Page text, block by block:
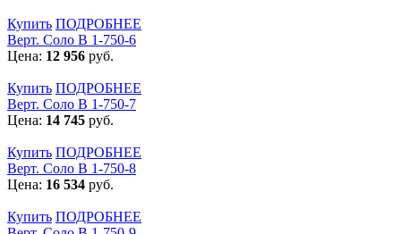
Купить ПОДРОБНЕЕ
Верт. Соло В 1-750-6
Цена: 12 956 руб.
Купить ПОДРОБНЕЕ
Верт. Соло В 1-750-7
Цена: 14 745 руб.
Купить ПОДРОБНЕЕ
Верт. Соло В 1-750-8
Цена: 16 534 руб.
Купить ПОДРОБНЕЕ